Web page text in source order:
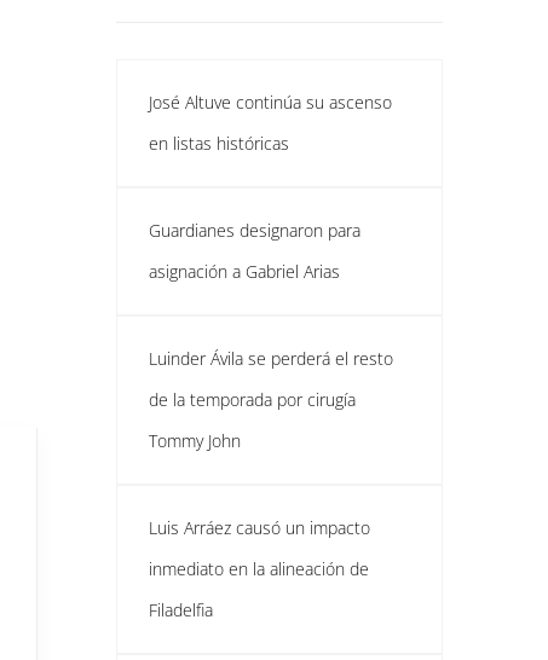
José Altuve continúa su ascenso
en listas históricas
Guardianes designaron para
asignación a Gabriel Arias
Luinder Ávila se perderá el resto
de la temporada por cirugía
Tommy John
Luis Arráez causó un impacto
inmediato en la alineación de
Filadelfia